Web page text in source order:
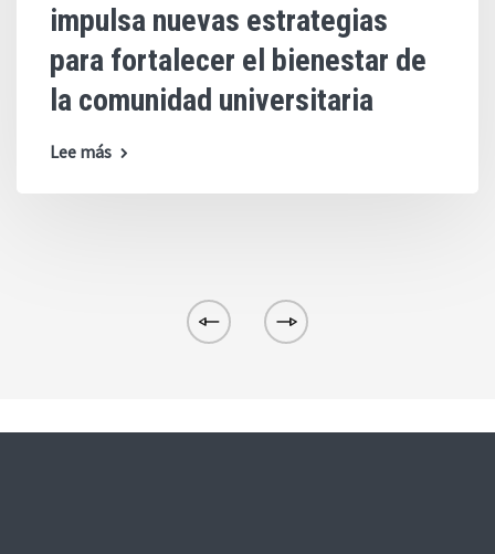
impulsa nuevas estrategias
para fortalecer el bienestar de
la comunidad universitaria
Lee más